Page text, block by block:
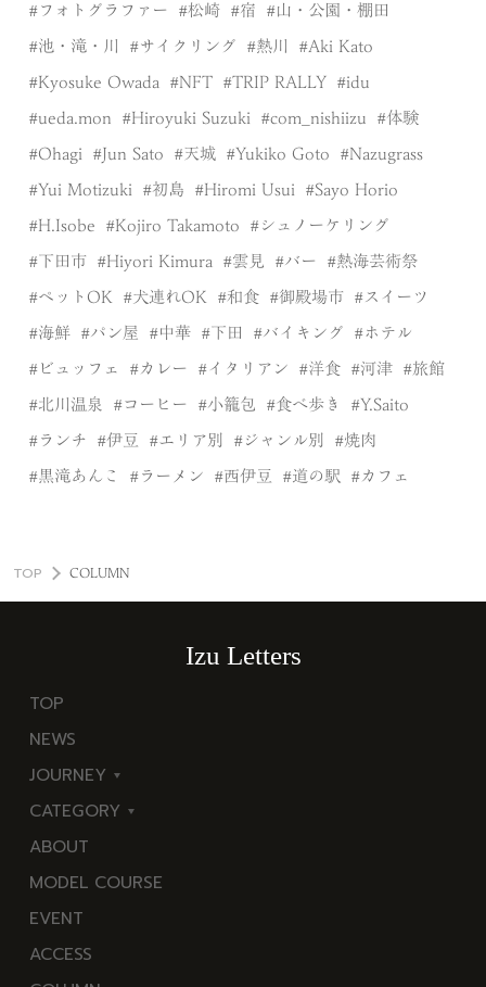
フォトグラファー 松崎 宿 山・公園・棚田
池・滝・川 サイクリング 熱川 Aki Kato
Kyosuke Owada NFT TRIP RALLY idu
ueda.mon Hiroyuki Suzuki com_nishiizu 体験
Ohagi Jun Sato 天城 Yukiko Goto Nazugrass
Yui Motizuki 初島 Hiromi Usui Sayo Horio
H.Isobe Kojiro Takamoto シュノーケリング
下田市 Hiyori Kimura 雲見 バー 熱海芸術祭
ペットOK 犬連れOK 和食 御殿場市 スイーツ
海鮮 パン屋 中華 下田 バイキング ホテル
ビュッフェ カレー イタリアン 洋食 河津 旅館
北川温泉 コーヒー 小籠包 食べ歩き Y.Saito
ランチ 伊豆 エリア別 ジャンル別 焼肉
黒滝あんこ ラーメン 西伊豆 道の駅 カフェ
TOP COLUMN
Izu Letters
TOP
NEWS
JOURNEY
東
伊
豆
西
伊
CATEGORY
海
岬
温
泉
ABOUT
MODEL COURSE
EVENT
ACCESS